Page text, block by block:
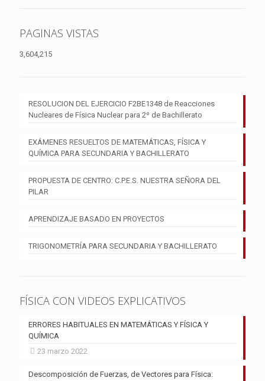
PAGINAS VISTAS
3,604,215
RESOLUCION DEL EJERCICIO F2BE1348 de Reacciones
Nucleares de Física Nuclear para 2º de Bachillerato
EXÁMENES RESUELTOS DE MATEMÁTICAS, FÍSICA Y
QUÍMICA PARA SECUNDARIA Y BACHILLERATO
PROPUESTA DE CENTRO: C.P.E.S. NUESTRA SEÑORA DEL
PILAR
APRENDIZAJE BASADO EN PROYECTOS
TRIGONOMETRÍA PARA SECUNDARIA Y BACHILLERATO
FÍSICA CON VIDEOS EXPLICATIVOS
ERRORES HABITUALES EN MATEMÁTICAS Y FÍSICA Y
QUÍMICA
23 marzo 2022
Descomposición de Fuerzas, de Vectores para Física: